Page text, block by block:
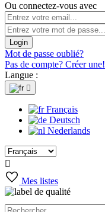
Ou connectez-vous avec
Login
Mot de passe oublié?
Pas de compte? Créer une!
Langue :

Français
Deutsch
Nederlands

Mes listes